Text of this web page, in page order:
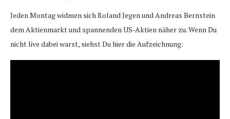
Jeden Montag widmen sich Roland Jegen und Andreas Bernstein
dem Aktienmarkt und spannenden US-Aktien näher zu. Wenn Du
nicht live dabei warst, siehst Du hier die Aufzeichnung: